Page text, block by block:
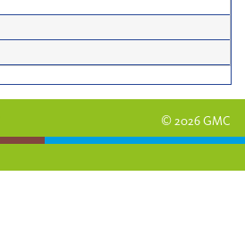
© 2026 GMC